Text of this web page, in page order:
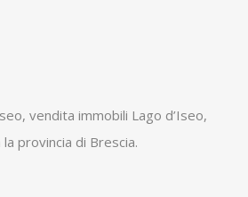
vendita immobili Lago d’Iseo,
provincia di Brescia.